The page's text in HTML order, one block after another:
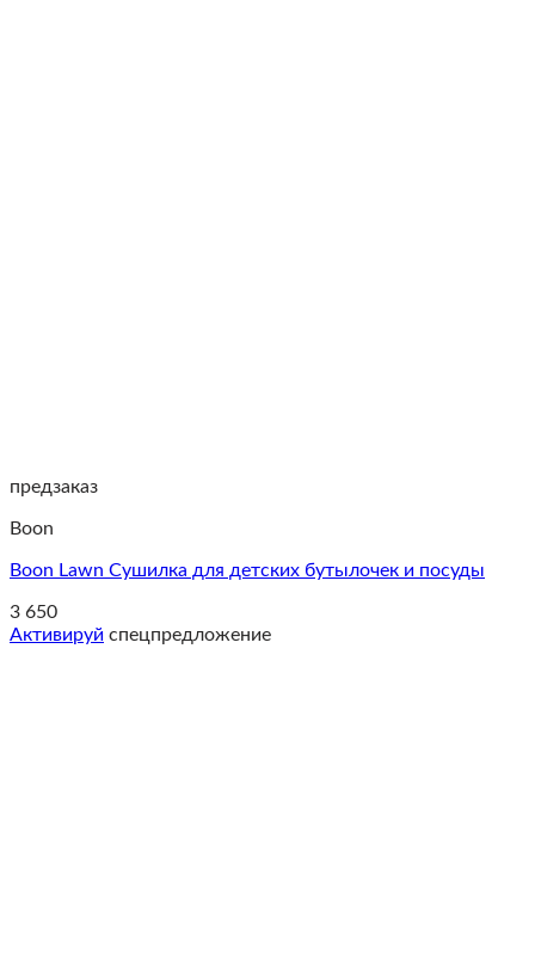
предзаказ
Boon
Boon Lawn Cушилка для детских бутылочек и посуды
3 650
Активируй спецпредложение